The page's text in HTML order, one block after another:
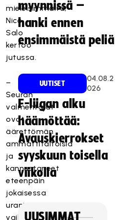
mieleisimmältä,
Nico
Salo
kertoo
jutussa.
–
Seuran
valmentajat
ovat
äärettömän
ammattitaitoisia
ja
kannustaneet
eteenpäin
jokaisessa
urani
vaiheessa.
myynnissä –
hanki ennen
ensimmäistä peliä
UUTISET
04.08.2
026
F-liigan alku
häämöttää:
Avauskierrokset
syyskuun toisella
viikolla
UUSIMMAT